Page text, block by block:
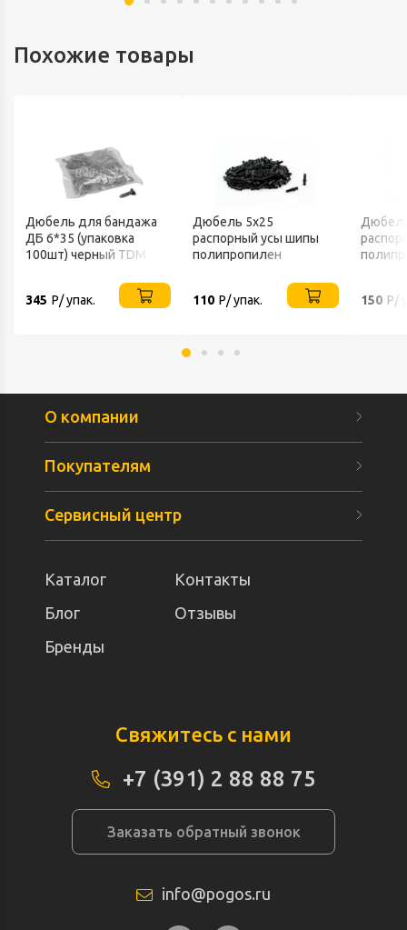
Похожие товары
Дюбель для бандажа
ДБ 6*35 (упаковка
100шт) черный TDM
345 Р/ упак.
Дюбель 5х25
распорный усы шипы
полипропилен
110 Р/ упак.
150 Р/
О компании
Покупателям
Сервисный центр
Каталог
Контакты
Блог
Отзывы
Бренды
Свяжитесь с нами
+7 (391) 2 88 88 75
Заказать обратный звонок
info@pogos.ru